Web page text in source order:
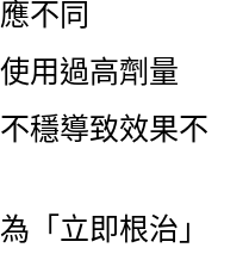
不同
用過高劑量
穩導致效果不
「立即根治」